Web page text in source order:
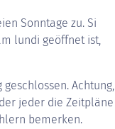
Sonntage zu. Si
lundi geöffnet ist,
geschlossen. Achtung,
jeder die Zeitpläne
bemerken.